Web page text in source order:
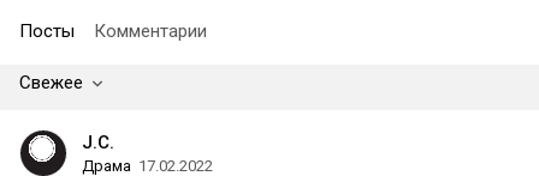
Посты Комментарии
Свежее
J.C.
Драма 17.02.2022